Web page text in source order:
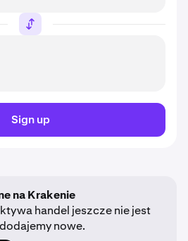
Sign up
na Krakenie
handel jeszcze nie jest
nowe.